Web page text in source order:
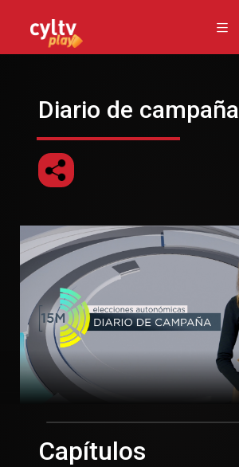
Diario de campaña
Capítulos